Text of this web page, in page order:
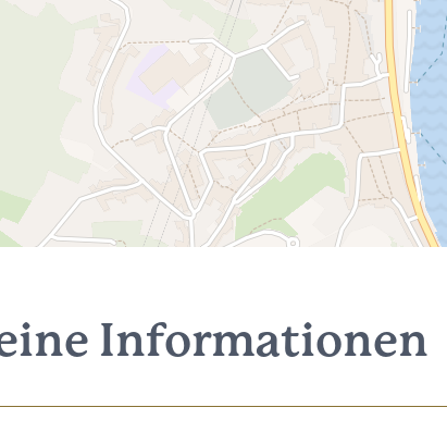
Informationen